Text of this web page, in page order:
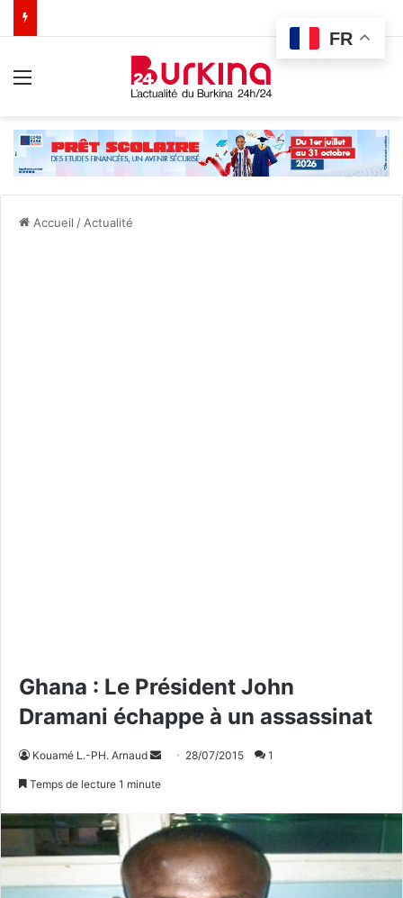
Accueil / Actualité
Ghana : Le Président John
Dramani échappe à un assassinat
Kouamé L.-PH. Arnaud
o
y
e
r
28/07/2015 1
Temps de lecture 1 minute
FR